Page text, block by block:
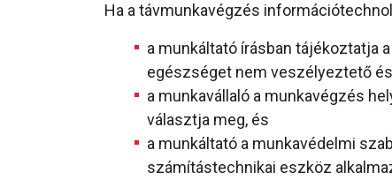
Ha a távmunkavégzés
a munkáltató írásban tájékoztatja
egészséget nem veszélyeztető
a munkavállaló a munkavégzés
választja meg, és
a munkáltató a munkavédelmi
számítástechnikai eszköz